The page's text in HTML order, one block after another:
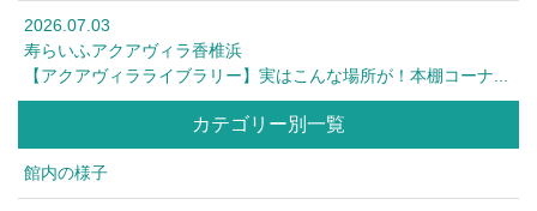
2026.07.03
寿らいふアクアヴィラ香椎浜
【アクアヴィラライブラリー】実はこんな場所が！本棚コーナ...
カテゴリー別一覧
館内の様子